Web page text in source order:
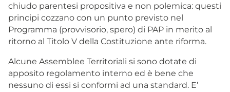
chiudo parentesi propositiva e non polemica: questi
principi cozzano con un punto previsto nel
Programma (provvisorio, spero) di PAP in merito al
ritorno al Titolo V della Costituzione ante riforma.
Alcune Assemblee Territoriali si sono dotate di
apposito regolamento interno ed è bene che
nessuno di essi si conformi ad una standard. E’